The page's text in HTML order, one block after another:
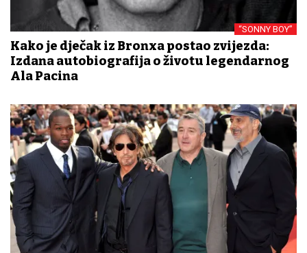
“SONNY BOY”
Kako je dječak iz Bronxa postao zvijezda:
Izdana autobiografija o životu legendarnog
Ala Pacina